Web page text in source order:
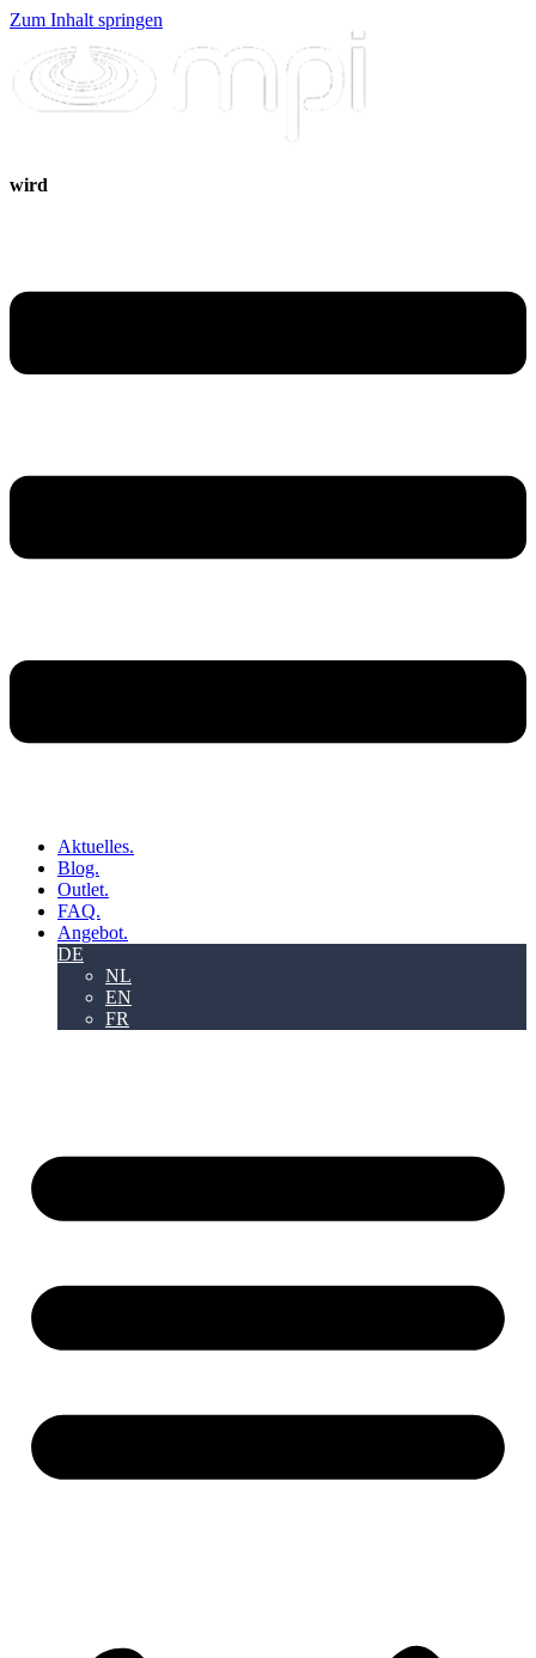
Zum Inhalt springen
wird
Aktuelles.
Blog.
Outlet.
FAQ.
Angebot.
DE
NL
EN
FR